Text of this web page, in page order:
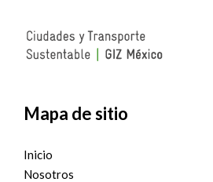
Mapa de sitio
Inicio
Nosotros